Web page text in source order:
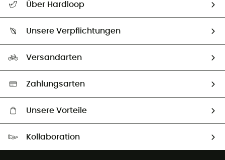
Größentabelle
Vertrag widerrufen
Über Hardloop
Unsere Botschafter
Unsere Verpflichtungen
Auswahl an nachhaltigen Produkten
Versandarten
Zahlungsarten
Unsere Vorteile
Kollaboration